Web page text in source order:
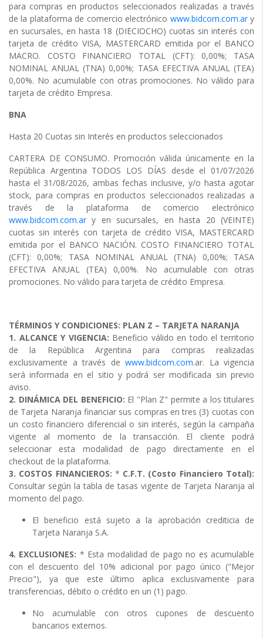
para compras en productos seleccionados realizadas a través
de la plataforma de comercio electrónico www.bidcom.com.ary
en sucursales, en hasta 18 (DIECIOCHO) cuotas sin interés con
tarjeta de crédito VISA, MASTERCARD emitida por el BANCO
MACRO. COSTO FINANCIERO TOTAL (CFT): 0,00%; TASA
NOMINAL ANUAL (TNA) 0,00%; TASA EFECTIVA ANUAL (TEA)
0,00%. No acumulable con otras promociones. No válido para
tarjeta de crédito Empresa.
BNA
Hasta 20 Cuotas sin Interés en productos seleccionados
CARTERA DE CONSUMO. Promoción válida únicamente en la
República Argentina TODOS LOS DÍAS desde el 01/07/2026
hasta el 31/08/2026, ambas fechas inclusive, y/o hasta agotar
stock, para compras en productos seleccionados realizadas a
través de la plataforma de comercio electrónico
www.bidcom.com.ary en sucursales, en hasta 20 (VEINTE)
cuotas sin interés con tarjeta de crédito VISA, MASTERCARD
emitida por el BANCO NACIÓN. COSTO FINANCIERO TOTAL
(CFT): 0,00%; TASA NOMINAL ANUAL (TNA) 0,00%; TASA
EFECTIVA ANUAL (TEA) 0,00%. No acumulable con otras
promociones. No válido para tarjeta de crédito Empresa.
TÉRMINOS Y CONDICIONES: PLAN Z – TARJETA NARANJA
1. ALCANCE Y VIGENCIA: Beneficio válido en todo el territorio
de la República Argentina para compras realizadas
exclusivamente a través de www.bidcom.com.ar. La vigencia
será informada en el sitio y podrá ser modificada sin previo
aviso.
2. DINÁMICA DEL BENEFICIO: El "Plan Z" permite a los titulares
de Tarjeta Naranja financiar sus compras en tres (3) cuotas con
un costo financiero diferencial o sin interés, según la campaña
vigente al momento de la transacción. El cliente podrá
seleccionar esta modalidad de pago directamente en el
checkout de la plataforma.
3. COSTOS FINANCIEROS: * C.F.T. (Costo Financiero Total):
Consultar según la tabla de tasas vigente de Tarjeta Naranja al
momento del pago.
El beneficio está sujeto a la aprobación crediticia de
Tarjeta Naranja S.A.
4. EXCLUSIONES: * Esta modalidad de pago no es acumulable
con el descuento del 10% adicional por pago único ("Mejor
Precio"), ya que este último aplica exclusivamente para
transferencias, débito o crédito en un (1) pago.
No acumulable con otros cupones de descuento
bancarios externos.